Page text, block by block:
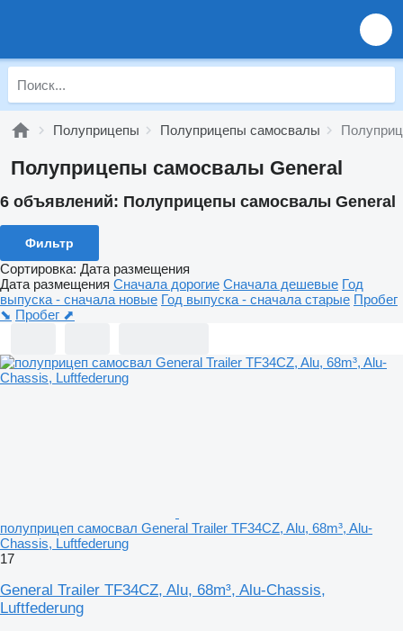
Полуприцепы Полуприцепы самосвалы
Полуприцепы самосвалы General
6 объявлений: Полуприцепы самосвалы General
Фильтр
Сортировка: Дата размещения
Дата размещения Сначала дорогие Сначала дешевые Год
выпуска - сначала новые Год выпуска - сначала старые Пробег
⬊ Пробег ⬈
полуприцеп самосвал General Trailer TF34CZ, Alu, 68m³, Alu-
Chassis, Luftfederung
17
General Trailer TF34CZ, Alu, 68m³, Alu-Chassis,
Luftfederung